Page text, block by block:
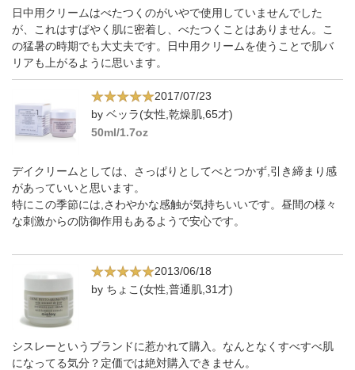
日中用クリームはべたつくのがいやで使用していませんでした
が、これはすばやく肌に密着し、べたつくことはありません。こ
の猛暑の時期でも大丈夫です。日中用クリームを使うことで肌バ
リアも上がるように思います。
2017/07/23
by ベッラ(女性,乾燥肌,65才)
50ml/1.7oz
デイクリームとしては、さっぱりとしてべとつかず,引き締まり感
があっていいと思います。
特にこの季節には,さわやかな感触が気持ちいいです。昼間の様々
な刺激からの防御作用もあるようで安心です。
2013/06/18
by ちょこ(女性,普通肌,31才)
シスレーというブランドに惹かれて購入。なんとなくすべすべ肌
になってる気分？定価では絶対購入できません。